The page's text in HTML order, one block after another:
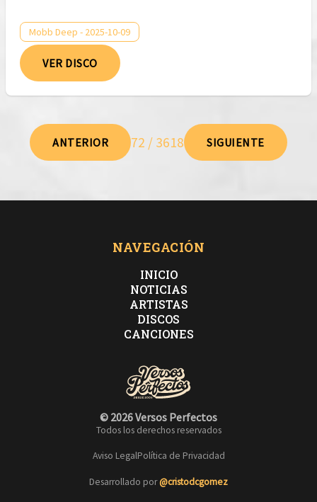
Mobb Deep - 2025-10-09
VER DISCO
ANTERIOR 72 / 3618 SIGUIENTE
NAVEGACIÓN
INICIO
NOTICIAS
ARTISTAS
DISCOS
CANCIONES
© 2026 Versos Perfectos
Todos los derechos reservados
Aviso LegalPolítica de Privacidad
Desarrollado por@cristodcgomez